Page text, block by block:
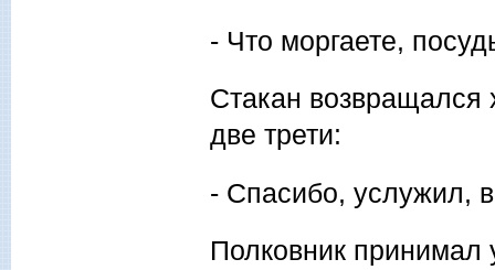
- Что моргаете,
Стакан возвращался
две трети:
- Спасибо, услужил,
Полковник